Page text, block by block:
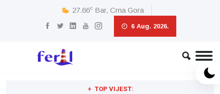
27.66c Bar, Crna Gora
6 Aug. 2026.
TOP VIJEST: